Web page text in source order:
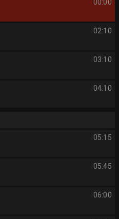
00:00
02:10
03:10
04:10
05:15
05:45
06:00